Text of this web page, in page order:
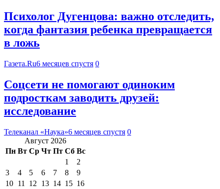
Психолог Дугенцова: важно отследить,
когда фантазия ребенка превращается
в ложь
Газета.Ru6 месяцев спустя 0
Соцсети не помогают одиноким
подросткам заводить друзей:
исследование
Телеканал «Наука»6 месяцев спустя 0
Август 2026
Пн Вт Ср Чт Пт Сб Вс
1
2
3
4 5 6 7 8
9
10 11 12 13 14 15 16